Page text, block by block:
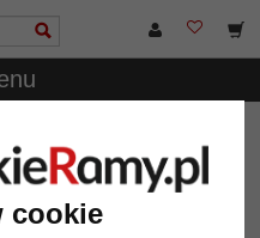
cookiePeppers